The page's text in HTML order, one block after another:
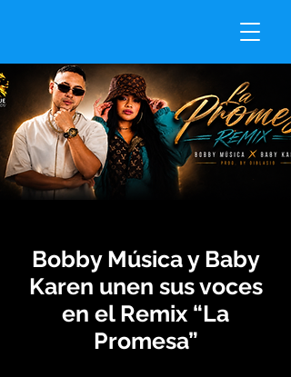
Bobby Música y Baby
Karen unen sus voces
en el Remix “La
Promesa”